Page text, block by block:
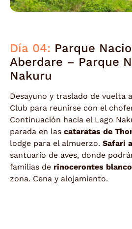
Día 04: Parque
Aberdare – Parque
Nakuru
Desayuno y traslado de vuelta
Club para reunirse con el
Continuación hacia el Lago
parada en las cataratas de
lodge para el almuerzo. Safari
santuario de aves, donde
familias de rinocerontes
zona. Cena y alojamiento.